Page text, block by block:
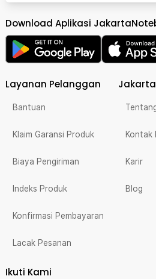
Download Aplikasi
Layanan Pelanggan
Bantuan
Klaim Garansi Produk
Biaya Pengiriman
Indeks Produk
Konfirmasi Pembayaran
Lacak Pesanan
Kontak
Karir
Blog
Ikuti Kami